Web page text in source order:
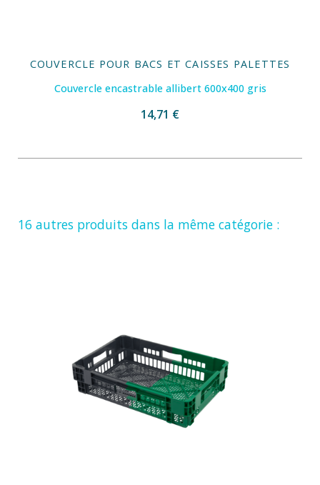
COUVERCLE POUR BACS ET CAISSES PALETTES
Couvercle encastrable allibert 600x400 gris
14,71 €
16 autres produits dans la même catégorie :